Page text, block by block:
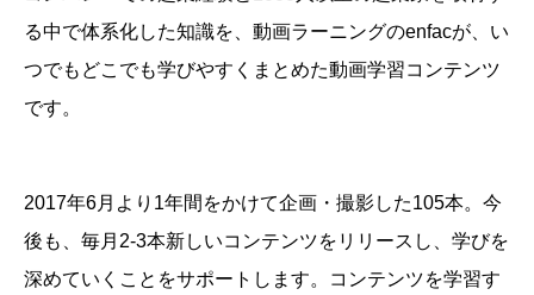
る中で体系化した知識を、動画ラーニングのenfacが、い
つでもどこでも学びやすくまとめた動画学習コンテンツ
です。
2017年6月より1年間をかけて企画・撮影した105本。今
後も、毎月2-3本新しいコンテンツをリリースし、学びを
深めていくことをサポートします。
コンテンツを学習す